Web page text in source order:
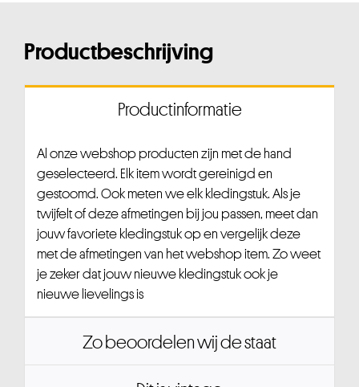
Productbeschrijving
Productinformatie
Al onze webshop producten zijn met de hand
geselecteerd. Elk item wordt gereinigd en
gestoomd. Ook meten we elk kledingstuk. Als je
twijfelt of deze afmetingen bij jou passen, meet dan
jouw favoriete kledingstuk op en vergelijk deze
met de afmetingen van het webshop item. Zo weet
je zeker dat jouw nieuwe kledingstuk ook je
nieuwe lievelings is
Zo beoordelen wij de staat